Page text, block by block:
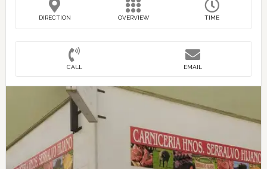
DIRECTION OVERVIEW TIME
CALL EMAIL